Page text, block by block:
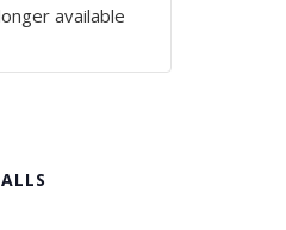
available